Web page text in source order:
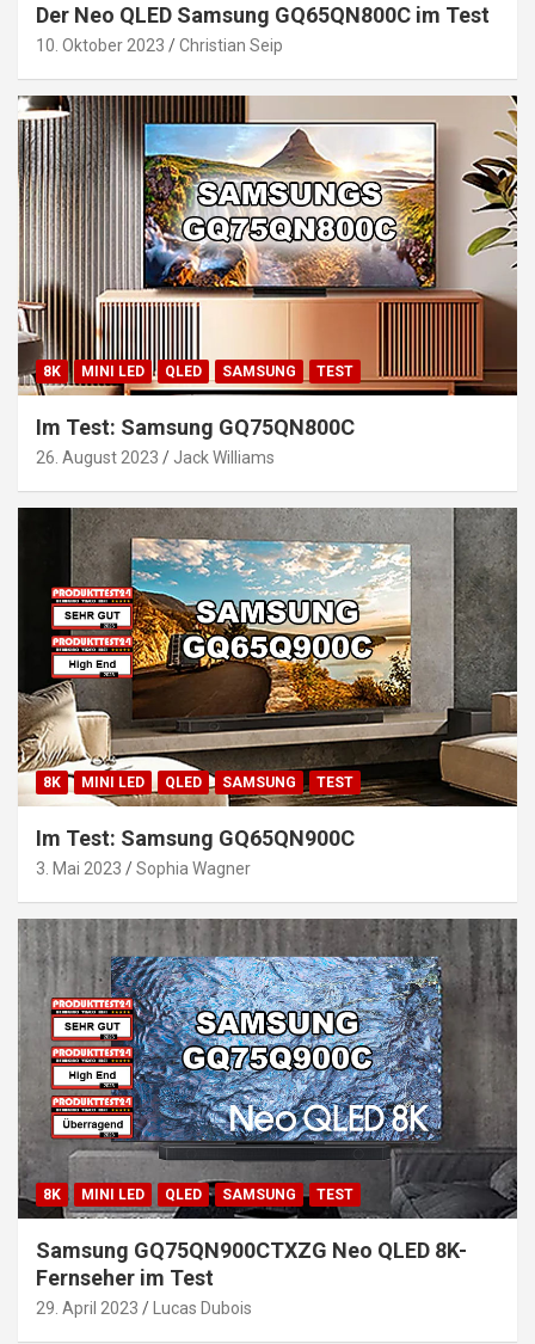
Der Neo QLED Samsung GQ65QN800C im Test
10. Oktober 2023 Christian Seip
8K MINI LED QLED SAMSUNG TEST
Im Test: Samsung GQ75QN800C
26. August 2023 Jack Williams
8K MINI LED QLED SAMSUNG TEST
Im Test: Samsung GQ65QN900C
3. Mai 2023 Sophia Wagner
8K MINI LED QLED SAMSUNG TEST
Samsung GQ75QN900CTXZG Neo QLED 8K-
Fernseher im Test
29. April 2023 Lucas Dubois